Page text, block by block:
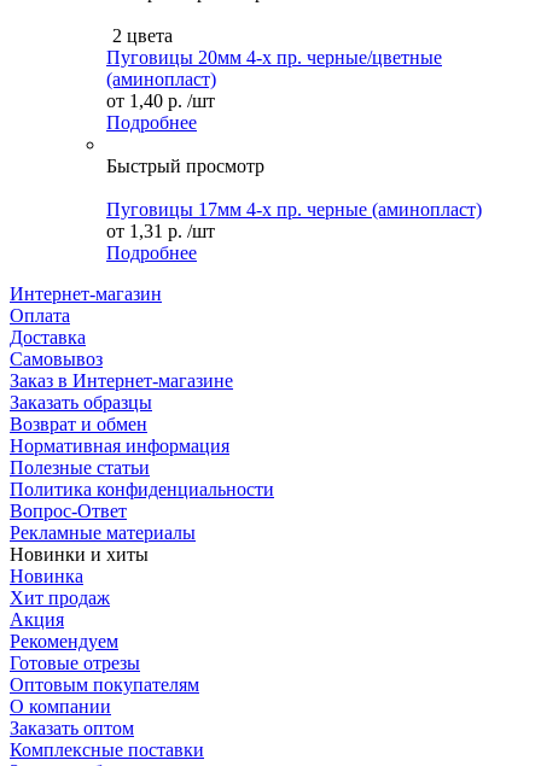
2 цвета
Пуговицы 20мм 4-х пр. черные/цветные
(аминопласт)
от 1,40 р. /шт
Подробнее
Быстрый просмотр
Пуговицы 17мм 4-х пр. черные (аминопласт)
от 1,31 р. /шт
Подробнее
Интернет-магазин
Оплата
Доставка
Самовывоз
Заказ в Интернет-магазине
Заказать образцы
Возврат и обмен
Нормативная информация
Полезные статьи
Политика конфиденциальности
Вопрос-Ответ
Рекламные материалы
Новинки и хиты
Новинка
Хит продаж
Акция
Рекомендуем
Готовые отрезы
Оптовым покупателям
О компании
Заказать оптом
Комплексные поставки